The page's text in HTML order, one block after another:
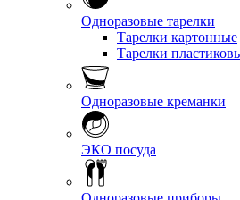
Одноразовые тарелки
Тарелки картонные
Тарелки
Одноразовые креманки
ЭКО посуда